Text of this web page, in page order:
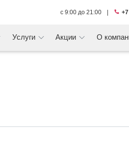
с 9:00 до 21:00
Услуги Акции О